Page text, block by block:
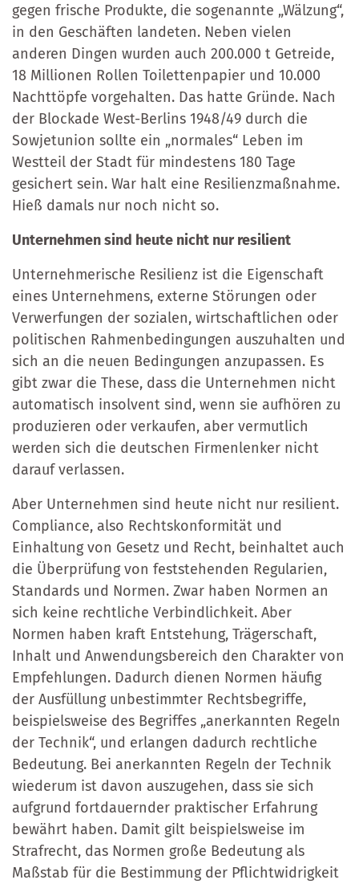
gegen frische Produkte, die sogenannte „Wälzung“,
in den Geschäften landeten. Neben vielen
anderen Dingen wurden auch 200.000 t Getreide,
18 Millionen Rollen Toilettenpapier und 10.000
Nachttöpfe vorgehalten. Das hatte Gründe. Nach
der Blockade West-Berlins 1948/49 durch die
Sowjetunion sollte ein „normales“ Leben im
Westteil der Stadt für mindestens 180 Tage
gesichert sein. War halt eine Resilienzmaßnahme.
Hieß damals nur noch nicht so.
Unternehmen sind heute nicht nur resilient
Unternehmerische Resilienz ist die Eigenschaft
eines Unternehmens, externe Störungen oder
Verwerfungen der sozialen, wirtschaftlichen oder
politischen Rahmenbedingungen auszuhalten und
sich an die neuen Bedingungen anzupassen. Es
gibt zwar die These, dass die Unternehmen nicht
automatisch insolvent sind, wenn sie aufhören zu
produzieren oder verkaufen, aber vermutlich
werden sich die deutschen Firmenlenker nicht
darauf verlassen.
Aber Unternehmen sind heute nicht nur resilient.
Compliance, also Rechtskonformität und
Einhaltung von Gesetz und Recht, beinhaltet auch
die Überprüfung von feststehenden Regularien,
Standards und Normen. Zwar haben Normen an
sich keine rechtliche Verbindlichkeit. Aber
Normen haben kraft Entstehung, Trägerschaft,
Inhalt und Anwendungsbereich den Charakter von
Empfehlungen. Dadurch dienen Normen häufig
der Ausfüllung unbestimmter Rechtsbegriffe,
beispielsweise des Begriffes „anerkannten Regeln
der Technik“, und erlangen dadurch rechtliche
Bedeutung. Bei anerkannten Regeln der Technik
wiederum ist davon auszugehen, dass sie sich
aufgrund fortdauernder praktischer Erfahrung
bewährt haben. Damit gilt beispielsweise im
Strafrecht, das Normen große Bedeutung als
Maßstab für die Bestimmung der Pflichtwidrigkeit